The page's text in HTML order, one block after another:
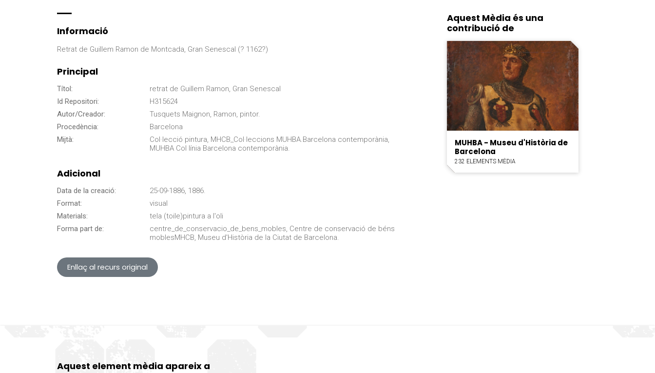
Informació
Retrat de Guillem Ramon de Montcada, Gran Senescal (? 1162?)
Principal
Títol:
retrat de Guillem Ramon, Gran Senescal
Id Repositori:
H315624
Autor/Creador:
Tusquets Maignon, Ramon, pintor.
Procedència:
Barcelona
Mijtà:
Col·lecció pintura, MHCB_Col·leccions MUHBA.Barcelona contemporània,
MUHBA Col línia Barcelona contemporània.
Adicional
Data de la creació:
25-09-1886, 1886.
Format:
visual
Materials:
tela (toile)pintura a l'oli
Forma part de:
centre_de_conservacio_de_bens_mobles, Centre de conservació de béns
moblesMHCB, Museu d'Història de la Ciutat de Barcelona.
Enllaç al recurs original
Aquest Mèdia és una
contribució de
MUHBA - Museu d'Història de
Barcelona
232 ELEMENTS MÈDIA
Aquest element mèdia apareix a